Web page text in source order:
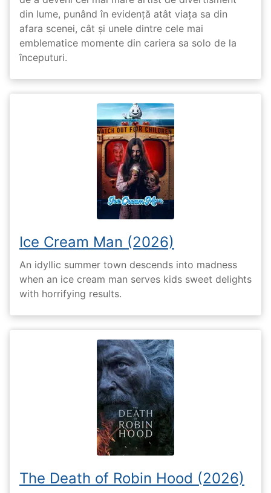
din lume, punând în evidență atât viața sa din
afara scenei, cât și unele dintre cele mai
emblematice momente din cariera sa solo de la
începuturi.
Ice Cream Man (2026)
An idyllic summer town descends into madness
when an ice cream man serves kids sweet delights
with horrifying results.
The Death of Robin Hood (2026)